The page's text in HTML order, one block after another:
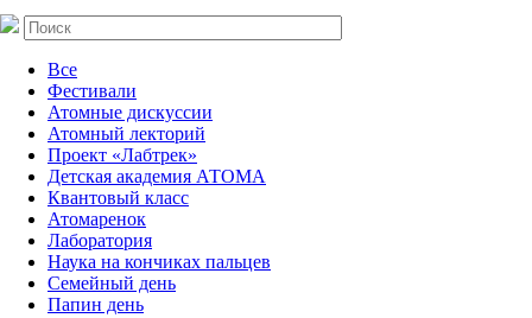
Все
Фестивали
Атомные дискуссии
Атомный лекторий
Проект «Лабтрек»
Детская академия АТОМА
Квантовый класс
Атомаренок
Лаборатория
Наука на кончиках пальцев
Семейный день
Папин день